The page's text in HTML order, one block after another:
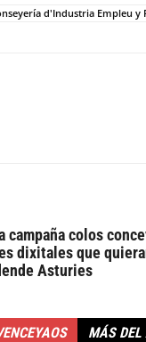
d'Industria Empleu y
campaña colos
dixitales que
Asturies
MÁS DEL